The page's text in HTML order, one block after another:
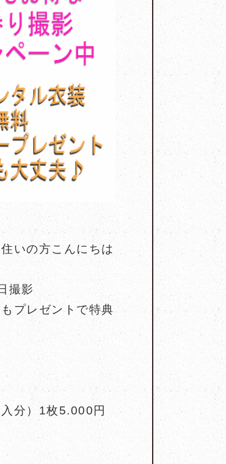
いの方こんにちは
撮影
プレゼントで特典
分）1枚5.000円